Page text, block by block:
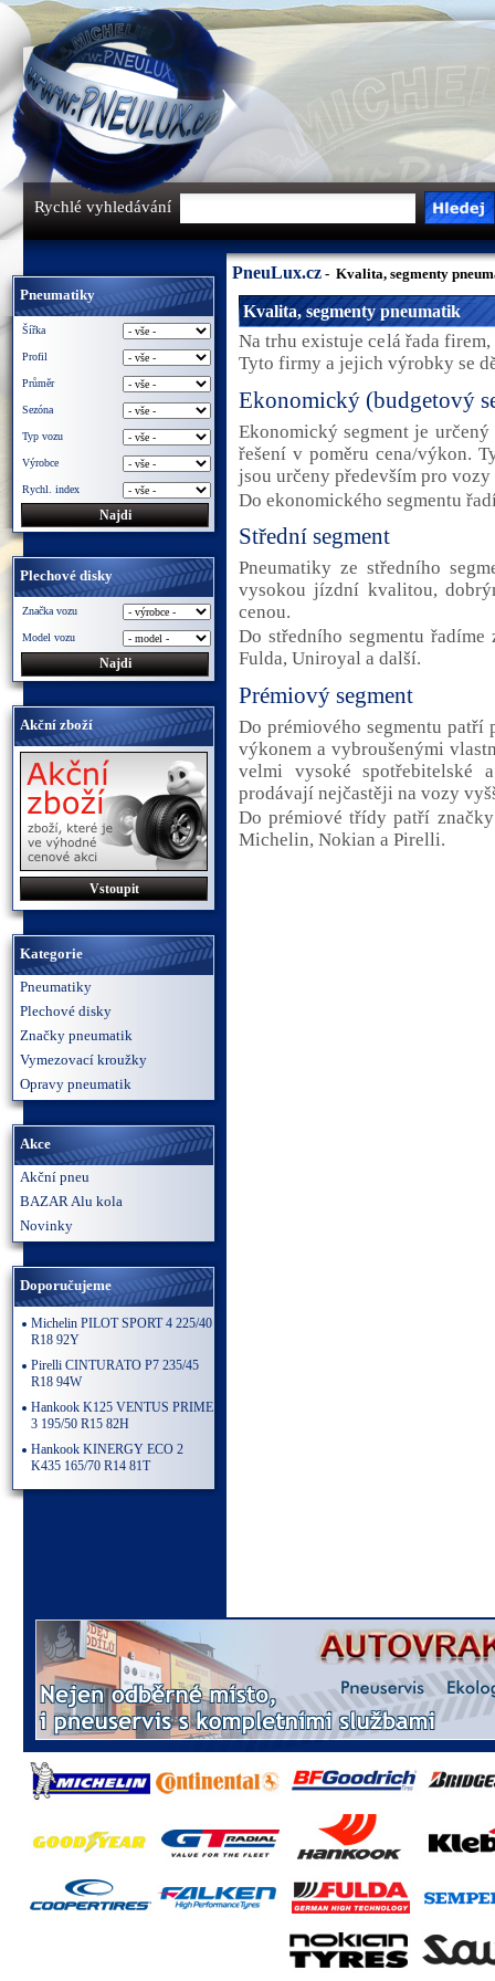
Rychlé vyhledávání
Pneumatiky
Šířka
Profil
Průměr
Sezóna
Typ vozu
Výrobce
Rychl. index
Plechové disky
Značka vozu
Model vozu
Akční zboží
Vstoupit
Kategorie
Pneumatiky
Plechové disky
Značky pneumatik
Vymezovací kroužky
Opravy pneumatik
Akce
Akční pneu
BAZAR Alu kola
Novinky
Doporučujeme
Michelin PILOT SPORT 4 225/40
R18 92Y
Pirelli CINTURATO P7 235/45
R18 94W
Hankook K125 VENTUS PRIME
3 195/50 R15 82H
Hankook KINERGY ECO 2
K435 165/70 R14 81T
PneuLux.cz - Kvalita, segmenty
Kvalita, segmenty pneumatik
Na trhu existuje celá řada
Tyto firmy a jejich výrobky se
Ekonomický (budgetový
Ekonomický segment je
řešení v poměru cena/výkon.
jsou určeny především pro
Do ekonomického segmentu
Střední segment
Pneumatiky ze středního
vysokou jízdní kvalitou,
cenou.
Do středního segmentu
Fulda, Uniroyal a další.
Prémiový segment
Do prémiového segmentu
výkonem a vybroušenými
velmi vysoké spotřebitelské
prodávají nejčastěji na vozy
Do prémiové třídy patří
Michelin, Nokian a Pirelli.